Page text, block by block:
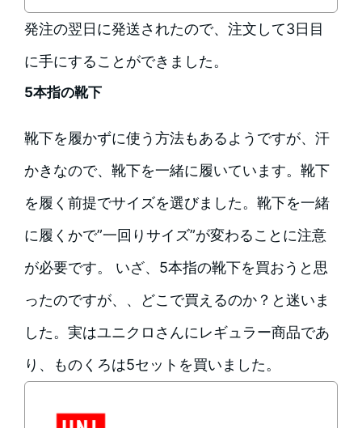
発注の翌日に発送されたので、注文して3日目
に手にすることができました。
5本指の靴下
靴下を履かずに使う方法もあるようですが、汗
かきなので、靴下を一緒に履いています。靴下
を履く前提でサイズを選びました。靴下を一緒
に履くかで”一回りサイズ”が変わることに注意
が必要です。 いざ、5本指の靴下を買おうと思
ったのですが、、どこで買えるのか？と迷いま
した。実はユニクロさんにレギュラー商品であ
り、ものくろは5セットを買いました。